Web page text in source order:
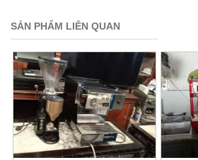
SẢN PHẨM LIÊN QUAN